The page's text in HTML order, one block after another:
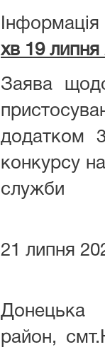
хв 19 липня
Заява
додатком
конкурсу
служби
21 липня
Донецька
район,